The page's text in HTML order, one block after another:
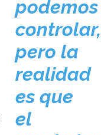
podemos
controlar,
pero la
realidad
es que
el